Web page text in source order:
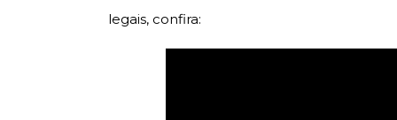
legais, confira: